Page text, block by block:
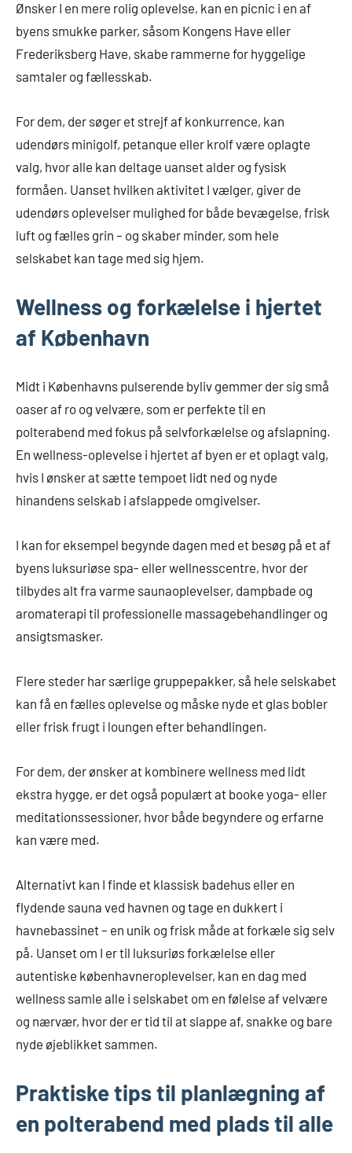
Ønsker I en mere rolig oplevelse, kan en picnic i en af
byens smukke parker, såsom Kongens Have eller
Frederiksberg Have, skabe rammerne for hyggelige
samtaler og fællesskab.
For dem, der søger et strejf af konkurrence, kan
udendørs minigolf, petanque eller krolf være oplagte
valg, hvor alle kan deltage uanset alder og fysisk
formåen. Uanset hvilken aktivitet I vælger, giver de
udendørs oplevelser mulighed for både bevægelse, frisk
luft og fælles grin – og skaber minder, som hele
selskabet kan tage med sig hjem.
Wellness og forkælelse i hjertet
af København
Midt i Københavns pulserende byliv gemmer der sig små
oaser af ro og velvære, som er perfekte til en
polterabend med fokus på selvforkælelse og afslapning.
En wellness-oplevelse i hjertet af byen er et oplagt valg,
hvis I ønsker at sætte tempoet lidt ned og nyde
hinandens selskab i afslappede omgivelser.
I kan for eksempel begynde dagen med et besøg på et af
byens luksuriøse spa- eller wellnesscentre, hvor der
tilbydes alt fra varme saunaoplevelser, dampbade og
aromaterapi til professionelle massagebehandlinger og
ansigtsmasker.
Flere steder har særlige gruppepakker, så hele selskabet
kan få en fælles oplevelse og måske nyde et glas bobler
eller frisk frugt i loungen efter behandlingen.
For dem, der ønsker at kombinere wellness med lidt
ekstra hygge, er det også populært at booke yoga- eller
meditationssessioner, hvor både begyndere og erfarne
kan være med.
Alternativt kan I finde et klassisk badehus eller en
flydende sauna ved havnen og tage en dukkert i
havnebassinet – en unik og frisk måde at forkæle sig selv
på. Uanset om I er til luksuriøs forkælelse eller
autentiske københavneroplevelser, kan en dag med
wellness samle alle i selskabet om en følelse af velvære
og nærvær, hvor der er tid til at slappe af, snakke og bare
nyde øjeblikket sammen.
Praktiske tips til planlægning af
en polterabend med plads til alle